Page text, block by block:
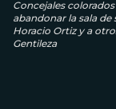
Concejales
abandonar la sala
Horacio Ortiz y a
Gentileza